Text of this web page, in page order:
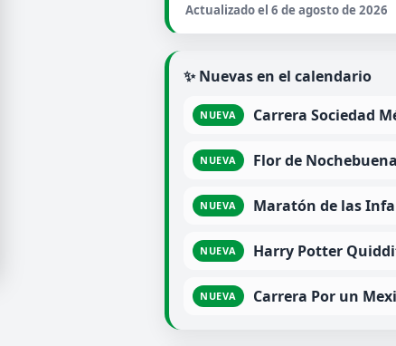
Actualizado el 6 de agosto de 2026
✨ Nuevas en el calendario
NUEVA Carrera Sociedad
NUEVA Flor de
NUEVA Maratón de las
NUEVA Harry Potter
NUEVA Carrera Por un